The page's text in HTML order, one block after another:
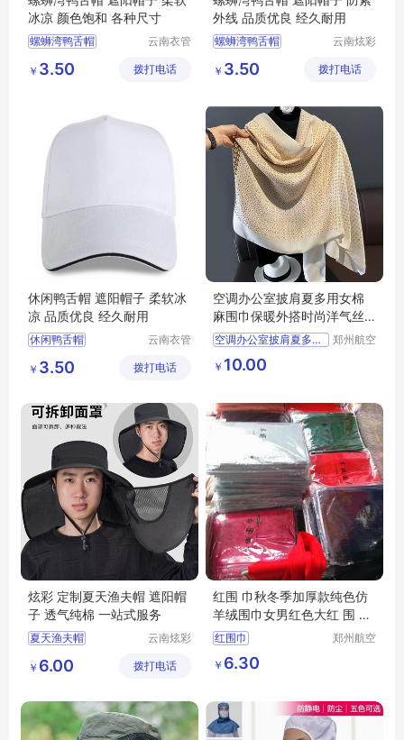
冰凉 颜色饱和 各种尺寸
螺蛳湾鸭舌帽
螺蛳湾鸭舌帽价格
云南衣管
限公司
￥ 3.50 拨打电话
外线 品质优良 经久耐用
螺蛳湾鸭舌帽
螺蛳湾鸭舌帽价格
遮阳帽子厂家
云南炫彩
公司
￥ 3.50 拨打电话
休闲鸭舌帽 遮阳帽子 柔软冰
凉 品质优良 经久耐用
休闲鸭舌帽
休闲鸭舌帽价格
遮阳帽子厂家
云南衣管
限公司
￥ 3.50 拨打电话
空调办公室披肩夏多用女棉
麻围巾保暖外搭时尚洋气丝
巾防晒围巾
空调办公室披肩夏多用女棉麻围巾
郑州航空
￥ 10.00
炫彩 定制夏天渔夫帽 遮阳帽
子 透气纯棉 一站式服务
夏天渔夫帽
遮阳帽子
遮阳帽子价格
云南炫彩
公司
￥ 6.00 拨打电话
红围 巾秋冬季加厚款纯色仿
羊绒围巾女男红色大红 围 巾
中国红围脖
红围巾
郑州航空
￥ 6.30